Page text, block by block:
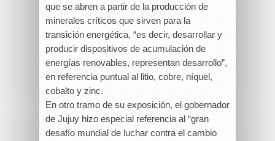
que se abren a partir de la producción de
minerales críticos que sirven para la
transición energética, “es decir, desarrollar y
producir dispositivos de acumulación de
energías renovables, representan desarrollo”,
en referencia puntual al litio, cobre, níquel,
cobalto y zinc.
En otro tramo de su exposición, el gobernador
de Jujuy hizo especial referencia al “gran
desafío mundial de luchar contra el cambio